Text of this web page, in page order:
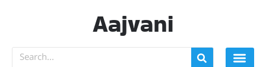
Aajvani